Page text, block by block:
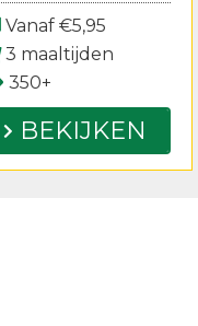
Vanaf €5,95
3 maaltijden
350+
BEKIJKEN